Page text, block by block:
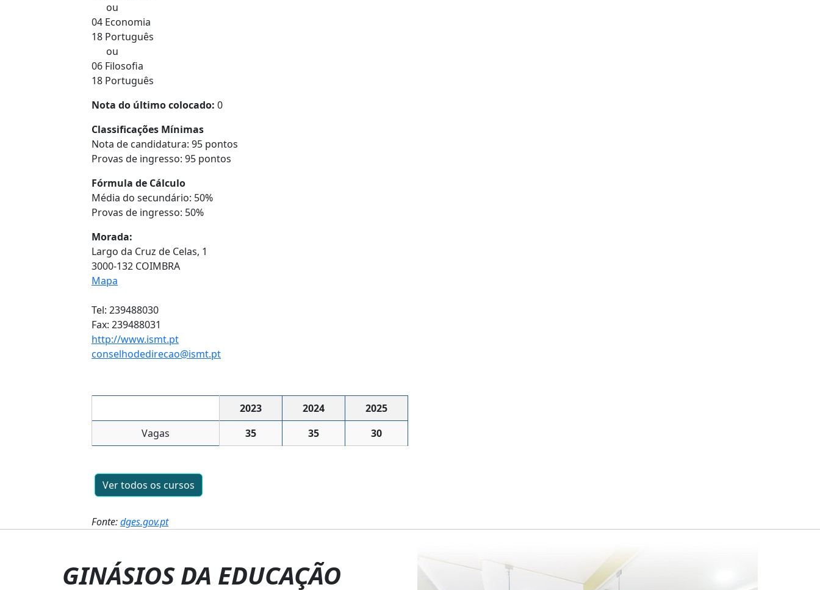
ou
04 Economia
18 Português
ou
06 Filosofia
18 Português
Nota do último colocado: 0
Classificações Mínimas
Nota de candidatura: 95 pontos
Provas de ingresso: 95 pontos
Fórmula de Cálculo
Média do secundário: 50%
Provas de ingresso: 50%
Morada:
Largo da Cruz de Celas, 1
3000-132 COIMBRA
Mapa
Tel: 239488030
Fax: 239488031
http://www.ismt.pt
conselhodedirecao@ismt.pt
2023 2024
2025
Vagas
35 35 30
Ver todos os cursos
Fonte:dges.gov.pt
GINÁSIOS DA EDUCAÇÃO